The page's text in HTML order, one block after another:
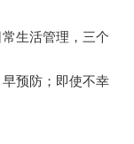
生活管理，三个
预防；即使不幸